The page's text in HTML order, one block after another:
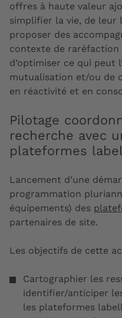
offres à haute valeur
simplifier la vie, de leur
proposer des
contexte de raréfaction
d’optimiser ce qui peut
mutualisation et/ou de
en réactivité et en
Pilotage
recherche avec
plateformes
Lancement d’une
programmation
équipements) des
partenaires de site.
Les objectifs de cette
Cartographier les
identifier/anticiper
les plateformes